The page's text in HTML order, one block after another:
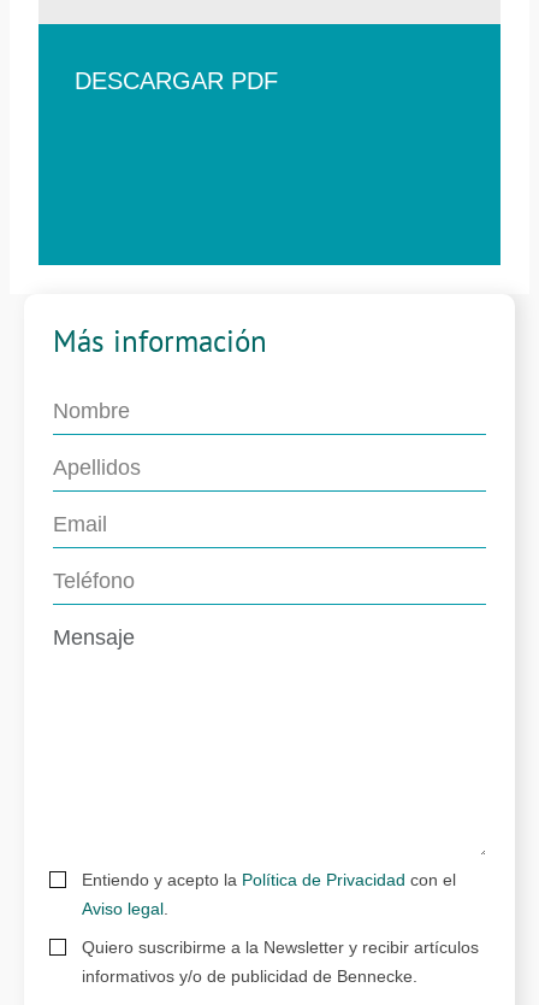
DESCARGAR PDF
Más información
Entiendo y acepto la Política de Privacidad con el
Aviso legal
Quiero suscribirme a la Newsletter y recibir artículos
informativos y/o de publicidad de Bennecke.